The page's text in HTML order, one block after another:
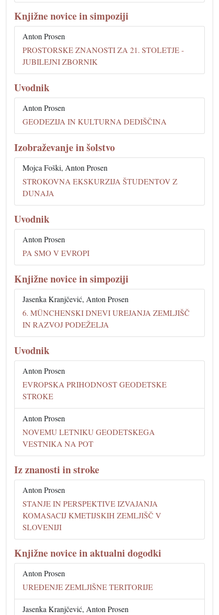
Knjižne novice in simpoziji
Anton Prosen
PROSTORSKE ZNANOSTI ZA 21. STOLETJE -
JUBILEJNI ZBORNIK
Uvodnik
Anton Prosen
GEODEZIJA IN KULTURNA DEDIŠČINA
Izobraževanje in šolstvo
Mojca Foški, Anton Prosen
STROKOVNA EKSKURZIJA ŠTUDENTOV Z
DUNAJA
Uvodnik
Anton Prosen
PA SMO V EVROPI
Knjižne novice in simpoziji
Jasenka Kranjčević, Anton Prosen
6. MÜNCHENSKI DNEVI UREJANJA ZEMLJIŠČ
IN RAZVOJ PODEŽELJA
Uvodnik
Anton Prosen
EVROPSKA PRIHODNOST GEODETSKE
STROKE
Anton Prosen
NOVEMU LETNIKU GEODETSKEGA
VESTNIKA NA POT
Iz znanosti in stroke
Anton Prosen
STANJE IN PERSPEKTIVE IZVAJANJA
KOMASACIJ KMETIJSKIH ZEMLJIŠČ V
SLOVENIJI
Knjižne novice in aktualni dogodki
Anton Prosen
UREĐENJE ZEMLJIŠNE TERITORIJE
Jasenka Kranjčević, Anton Prosen